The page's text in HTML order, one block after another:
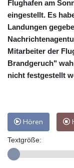
Flughafen am
eingestellt. Es
Landungen
Mitarbeiter der
Brandgeruch"
nicht festgestellt
Hören
Textgröße: